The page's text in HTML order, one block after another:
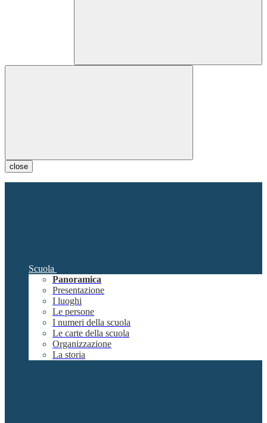
close
Scuola
Panoramica
Presentazione
I luoghi
Le persone
I numeri della scuola
Le carte della scuola
Organizzazione
La storia